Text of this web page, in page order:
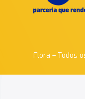
Flora – Todos